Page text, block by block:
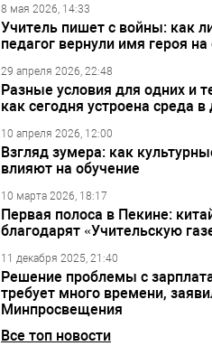
8 мая 2026, 14:33
Учитель пишет с войны: как
педагог вернули имя героя на
29 апреля 2026, 22:48
Разные условия для одних и
как сегодня устроена среда в
10 апреля 2026, 12:00
Взгляд зумера: как
влияют на обучение
10 марта 2026, 18:17
Первая полоса в Пекине:
благодарят «Учительскую
11 декабря 2025, 21:40
Решение проблемы с
требует много времени,
Минпросвещения
Все топ новости